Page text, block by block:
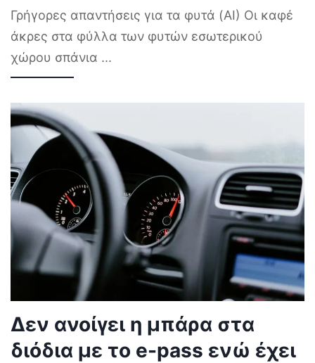
Γρήγορες απαντήσεις για τα φυτά (AI) Οι καφέ
άκρες στα φύλλα των φυτών εσωτερικού
χώρου σπάνια ...
Δεν ανοίγει η μπάρα στα
διόδια με το e-pass ενώ έχει